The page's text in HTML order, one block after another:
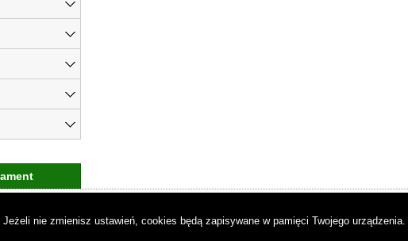
nie zmienisz ustawień, cookies będą zapisywane w pamięci Twojego urządzenia.